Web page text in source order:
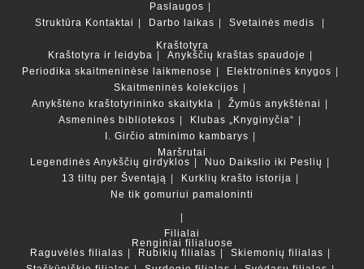
Paslaugos
Struktūra Kontaktai Darbo laikas
Svetainės medis
Kraštotyra
Kraštotyra ir leidyba
Anykščių kraštas spaudoje
Periodika skaitmeninėse laikmenose
Elektroninės knygos
Skaitmeninės kolekcijos
Anykštėno kraštotyrininko skaitykla
Žymūs anykštėnai
Asmeninės bibliotekos
Klubas „Knyginyčia“
I. Girčio atminimo kambarys
Maršrutai
Legendinės Anykščių girdyklos
Nuo Daikslio iki Peslių
13 tiltų per Šventąją
Kurklių krašto istorija
Ne tik gomuriui pamaloninti
Filialai
Renginiai filialuose
Raguvėlės filialas
Rubikių filialas
Skiemonių filialas